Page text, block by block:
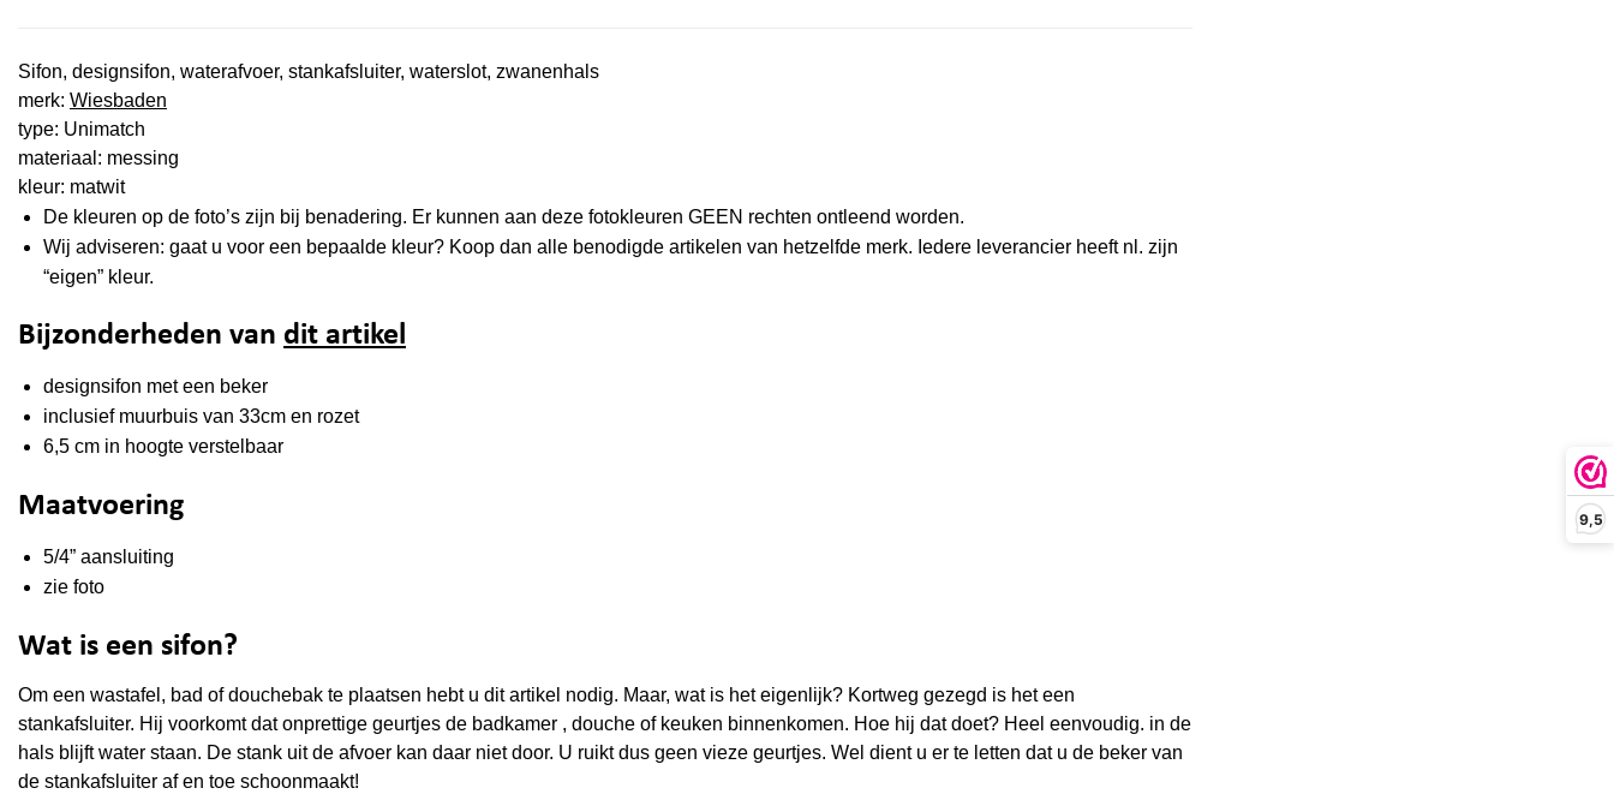
9,5
Sifon, designsifon, waterafvoer, stankafsluiter, waterslot, zwanenhals
merk: Wiesbaden
type: Unimatch
materiaal: messing
kleur: matwit
De kleuren op de foto’s zijn bij benadering. Er kunnen aan deze fotokleuren GEEN rechten ontleend worden.
Wij adviseren: gaat u voor een bepaalde kleur? Koop dan alle benodigde artikelen van hetzelfde merk. Iedere leverancier heeft nl. zijn
“eigen” kleur.
Bijzonderheden van dit artikel
designsifon met een beker
inclusief muurbuis van 33cm en rozet
6,5 cm in hoogte verstelbaar
Maatvoering
5/4” aansluiting
zie foto
Wat is een sifon?
Om een wastafel, bad of douchebak te plaatsen hebt u dit artikel nodig. Maar, wat is het eigenlijk? Kortweg gezegd is het een
stankafsluiter. Hij voorkomt dat onprettige geurtjes de badkamer , douche of keuken binnenkomen. Hoe hij dat doet? Heel eenvoudig. in de
hals blijft water staan. De stank uit de afvoer kan daar niet door. U ruikt dus geen vieze geurtjes. Wel dient u er te letten dat u de beker van
de stankafsluiter af en toe schoonmaakt!